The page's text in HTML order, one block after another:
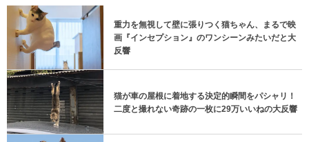
重力を無視して壁に張りつく猫ちゃん、まるで映
画『インセプション』のワンシーンみたいだと大
反響
猫が車の屋根に着地する決定的瞬間をパシャリ！
二度と撮れない奇跡の一枚に29万いいねの大反響